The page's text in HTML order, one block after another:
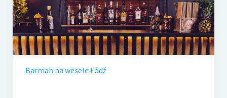
Barman na wesele Łódź